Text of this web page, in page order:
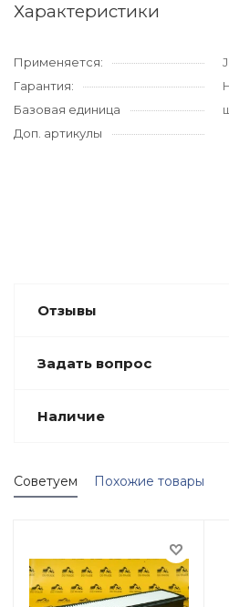
Характеристики
Применяется:
Гарантия:
Базовая единица
Доп. артикулы
Отзывы
Задать вопрос
Наличие
Советуем Похожие товары